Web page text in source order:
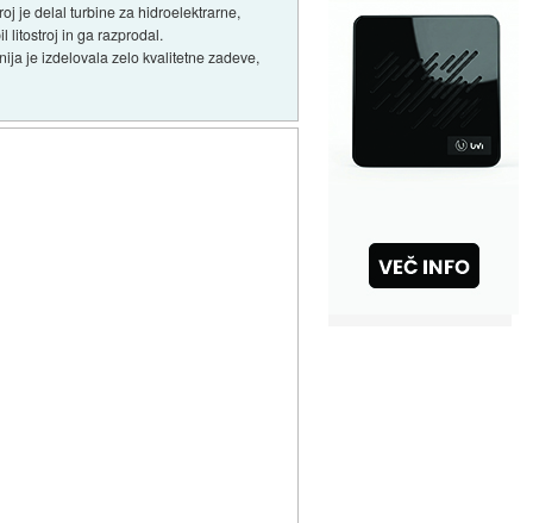
je delal turbine za hidroelektrarne,
litostroj in ga razprodal.
je izdelovala zelo kvalitetne zadeve,